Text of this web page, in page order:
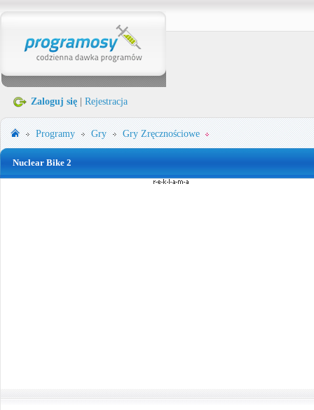
Zaloguj się Rejestracja
Programy Gry Gry Zręcznościowe
Nuclear Bike 2